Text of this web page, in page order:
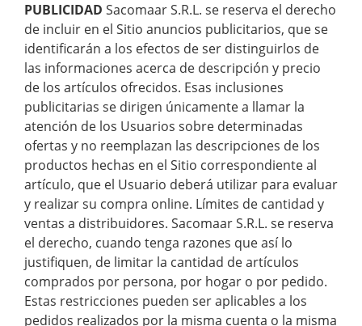
PUBLICIDAD Sacomaar S.R.L. se reserva el derecho
de incluir en el Sitio anuncios publicitarios, que se
identificarán a los efectos de ser distinguirlos de
las informaciones acerca de descripción y precio
de los artículos ofrecidos. Esas inclusiones
publicitarias se dirigen únicamente a llamar la
atención de los Usuarios sobre determinadas
ofertas y no reemplazan las descripciones de los
productos hechas en el Sitio correspondiente al
artículo, que el Usuario deberá utilizar para evaluar
y realizar su compra online. Límites de cantidad y
ventas a distribuidores. Sacomaar S.R.L. se reserva
el derecho, cuando tenga razones que así lo
justifiquen, de limitar la cantidad de artículos
comprados por persona, por hogar o por pedido.
Estas restricciones pueden ser aplicables a los
pedidos realizados por la misma cuenta o la misma